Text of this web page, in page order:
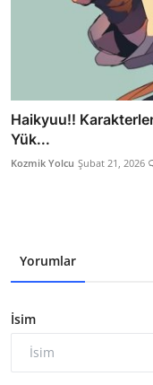
Haikyuu!!
Yük...
Kozmik Yolcu Şubat 21, 2026
Yorumlar
İsim